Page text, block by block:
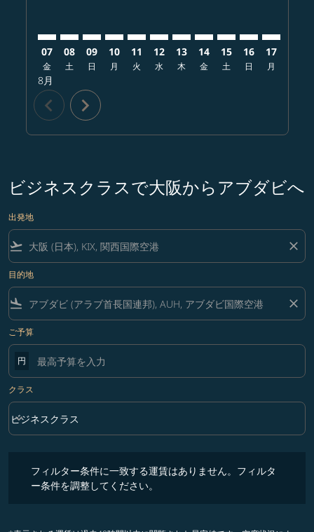
07
金
8月
08
土
09
日
10
月
11
火
12
水
13
木
14
金
15
土
16
日
17
月
chevron_left chevron_right
ビジネスクラスで大阪からアブダビへ
出発地
flight_takeoff close
目的地
flight_land close
ご予算
円
クラス
クラス option ビジネスクラス Selected
ビジネスクラス
keyboard_arrow_down
フィルター条件に一致する運賃はありません。フィルタ
ー条件を調整してください。